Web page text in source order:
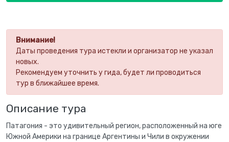
Внимание!
Даты проведения тура истекли и организатор не указал
новых.
Рекомендуем уточнить у гида, будет ли проводиться
тур в ближайшее время.
Описание тура
Патагония - это удивительный регион, расположенный на юге
Южной Америки на границе Аргентины и Чили в окружении